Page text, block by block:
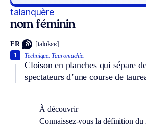
talanquère
nom féminin
FR [talɑ̃kɛʀ]
Technique. Tauromachie.
Cloison en planches qui sépare
spectateurs d’une course de
1
À découvrir
Connaissez-vous la définition